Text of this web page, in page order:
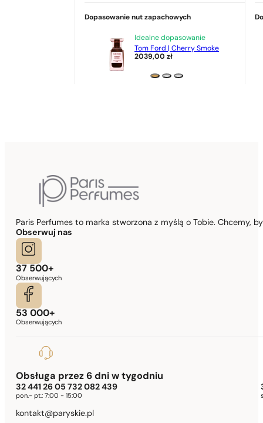
Dopasowanie nut zapachowych
Idealne dopasowanie
Tom Ford | Cherry Smoke
2039,00zł
Paris Perfumes to marka stworzona z myślą o Tobie. Chcemy,
Obserwuj nas
37 500+
Obserwujących
53 000+
Obserwujących
Obsługa przez 6 dni w tygodniu
32 441 26 05 732 082 439
pon.- pt.: 7:00 - 15:00
kontakt@paryskie.pl